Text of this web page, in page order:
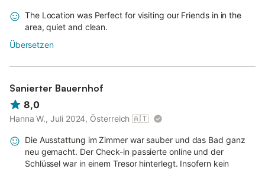
The Location was Perfect for visiting our Friends in in the
area, quiet and clean.
Übersetzen
Sanierter Bauernhof
8,0
Hanna W., Juli 2024, Österreich 🇦🇹
Die Ausstattung im Zimmer war sauber und das Bad ganz
neu gemacht. Der Check-in passierte online und der
Schlüssel war in einem Tresor hinterlegt. Insofern kein